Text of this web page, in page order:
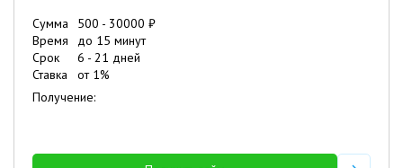
Сумма 500 - 30000 ₽
Время
до 15 минут
Срок
6 - 21 дней
Ставка
от 1%
Получение: